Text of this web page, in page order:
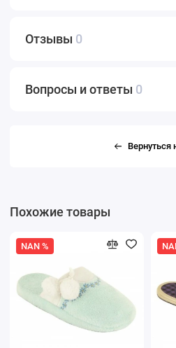
Отзывы 0
Вопросы и ответы 0
Вернуться
Похожие товары
NAN %